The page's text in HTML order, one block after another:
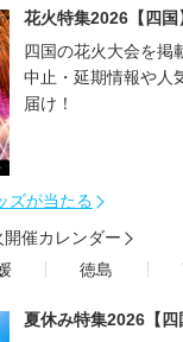
花火特集2026【四国
四国の花火大会を掲
中止・延期情報や人
届け！
ズが当たる
開催カレンダー
徳島
夏休み特集2026【四